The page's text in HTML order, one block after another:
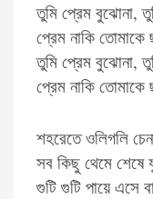
তুমি প্রেম বুঝোনা,
প্রেম নাকি তোমাকে
তুমি প্রেম বুঝোনা,
প্রেম নাকি তোমাকে
শহরেতে ওলিগলি
সব কিছু থেমে শেষে
গুটি গুটি পায়ে এসে